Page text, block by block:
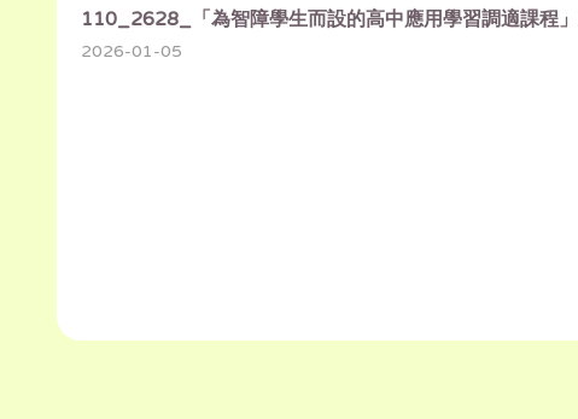
110_2628_「為智障學生而設的高中應用學習調適課程
2026-01-05